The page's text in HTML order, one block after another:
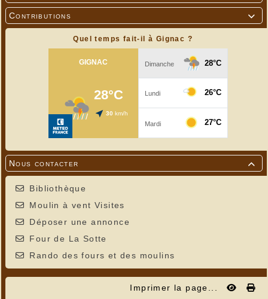

Contributions
Quel temps fait-il à Gignac ?

Nous contacter
Bibliothèque
Moulin à vent Visites
Déposer une annonce
Four de La Sotte
Rando des fours et des moulins
Imprimer la page...